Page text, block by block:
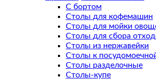
С бортом
Столы для кофемашин
Столы для мойки
Столы для сбора
Столы из нержавейки
Столы к
Столы разделочные
Столы-купе